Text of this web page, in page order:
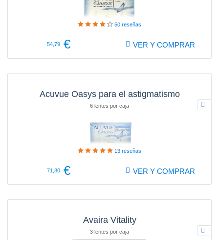
50 reseñas
54,79 € VER Y COMPRAR
Acuvue Oasys para el astigmatismo
6 lentes por caja
13 reseñas
71,80 € VER Y COMPRAR
Avaira Vitality
3 lentes por caja